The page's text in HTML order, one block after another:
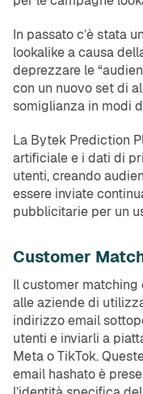
In passato c’è stata
lookalike a causa
deprezzare le
con un nuovo set di
somiglianza in modi
La Bytek Prediction
artificiale e i dati di
utenti, creando
essere inviate
pubblicitarie per un
Customer
Il customer matching
alle aziende di
indirizzo email
utenti e inviarli a
Meta o TikTok.
email hashato è